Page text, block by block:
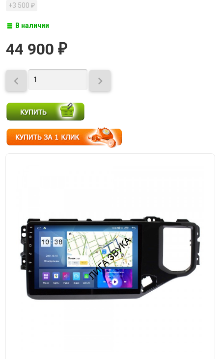
+3 500 ₽
В наличии
44 900 ₽
 